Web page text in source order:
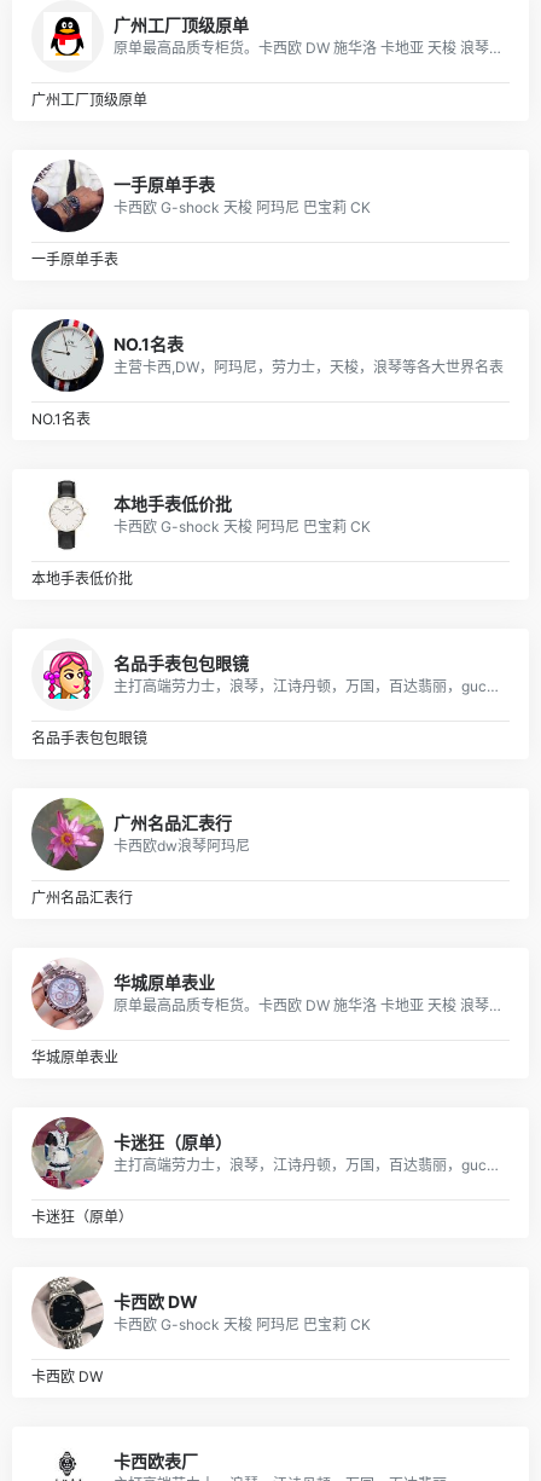
广州工厂顶级原单
原单最高品质专柜货。卡西欧 DW 施华洛 卡地亚 天梭 浪琴 瑞士ETA机芯定制…….等
广州工厂顶级原单
一手原单手表
卡西欧 G-shock 天梭 阿玛尼 巴宝莉 CK
一手原单手表
NO.1名表
主营卡西,DW，阿玛尼，劳力士，天梭，浪琴等各大世界名表
NO.1名表
本地手表低价批
卡西欧 G-shock 天梭 阿玛尼 巴宝莉 CK
本地手表低价批
名品手表包包眼镜
主打高端劳力士，浪琴，江诗丹顿，万国，百达翡丽，gucci，美度，卡地亚，阿玛尼，打天梭，卡西欧，dw等各大品牌
名品手表包包眼镜
广州名品汇表行
卡西欧dw浪琴阿玛尼
广州名品汇表行
华城原单表业
原单最高品质专柜货。卡西欧 DW 施华洛 卡地亚 天梭 浪琴 瑞士ETA机芯定制…….等
华城原单表业
卡迷狂（原单）
主打高端劳力士，浪琴，江诗丹顿，万国，百达翡丽，gucci，美度，卡地亚，阿玛尼，打天梭，卡西欧，dw等各大品牌
卡迷狂（原单）
卡西欧 DW
卡西欧 G-shock 天梭 阿玛尼 巴宝莉 CK
卡西欧 DW
卡西欧表厂